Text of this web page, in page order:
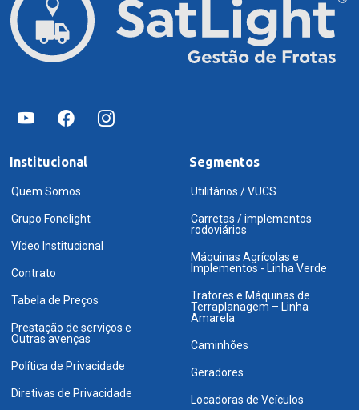
Institucional
Quem Somos
Grupo Fonelight
Vídeo Institucional
Contrato
Tabela de Preços
Prestação de serviços e
Outras avenças
Política de Privacidade
Diretivas de Privacidade
Segmentos
Utilitários / VUCS
Carretas / implementos
rodoviários
Máquinas Agrícolas e
Implementos - Linha Verde
Tratores e Máquinas de
Terraplanagem – Linha
Amarela
Caminhões
Geradores
Locadoras de Veículos